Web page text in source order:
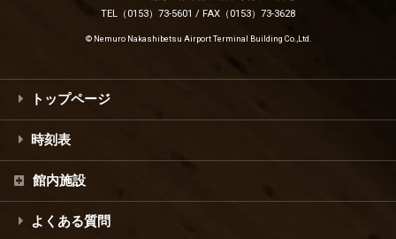
TEL（0153）73-5601 / FAX（0153）73-3628
© Nemuro Nakashibetsu Airport Terminal Building Co.,Ltd.
トップページ
時刻表
館内施設
よくある質問